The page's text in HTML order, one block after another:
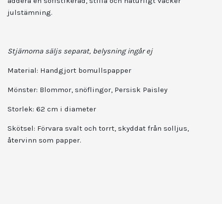
julstämning.
Stjärnorna säljs separat, belysning ingår ej
Material: Handgjort bomullspapper
Mönster: Blommor, snöflingor, Persisk Paisley
Storlek: 62 cm i diameter
Skötsel: Förvara svalt och torrt, skyddat från solljus,
återvinn som papper.